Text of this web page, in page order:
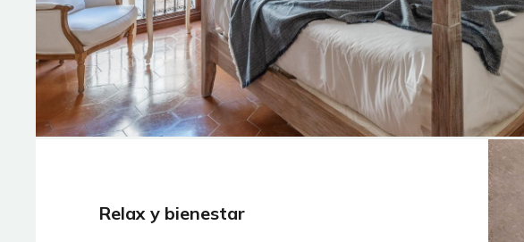
Relax y bienestar